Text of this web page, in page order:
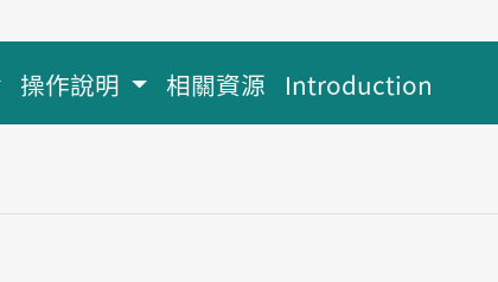
操作說明 相關資源 Introduction